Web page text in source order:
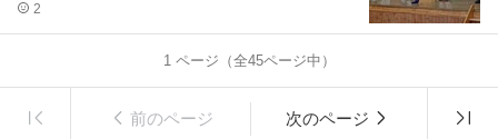
2
1ページ（全45ページ中）
前のページ 次のページ